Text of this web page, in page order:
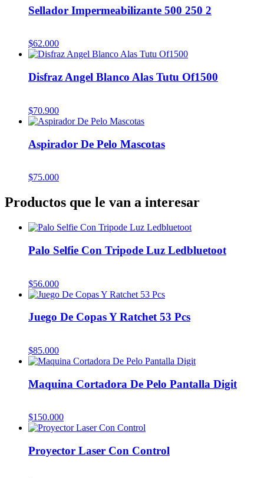
Sellador Impermeabilizante 500 250 2
$62.000
Disfraz Angel Blanco Alas Tutu Of1500
$70.900
Aspirador De Pelo Mascotas
$75.000
Productos que le van a interesar
Palo Selfie Con Tripode Luz Ledbluetoot
$56.000
Juego De Copas Y Ratchet 53 Pcs
$85.000
Maquina Cortadora De Pelo Pantalla Digit
$150.000
Proyector Laser Con Control